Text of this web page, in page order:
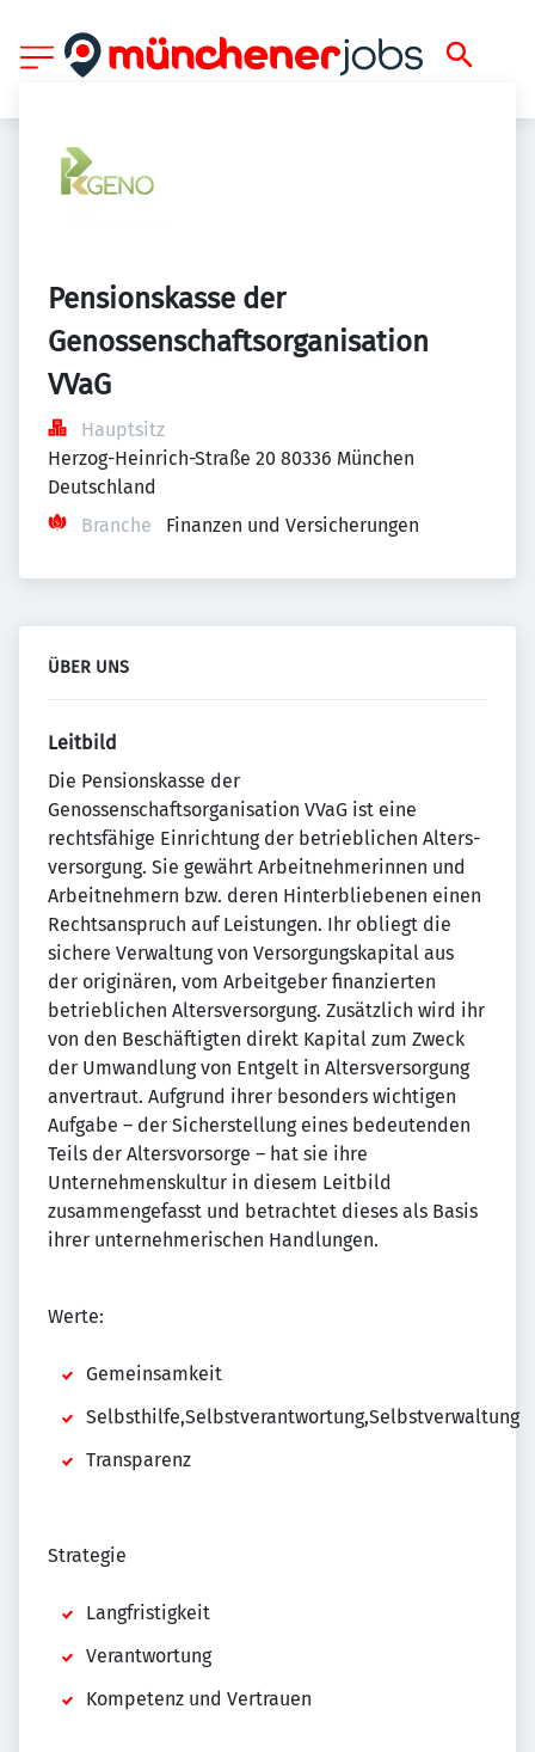
Pensionskasse der
Genossenschaftsorganisation
VVaG
Hauptsitz
Herzog-Heinrich-Straße 20 80336 München
Deutschland
Branche
Finanzen und Versicherungen
ÜBER UNS
Leitbild
Die Pensionskasse der
Genossenschaftsorganisation VVaG ist eine
rechtsfähige Einrichtung der betrieblichen Alters­
ver­sorgung. Sie gewährt Arbeitnehmerinnen und
Ar­beit­neh­mern bzw. deren Hinterbliebenen einen
Rechtsan­spruch auf Leistungen. Ihr obliegt die
sichere Verwaltung von Ver­sor­gungs­kapital aus
der originären, vom Arbeitge­ber fi­nan­zier­ten
betrieblichen Alters­versorgung. Zusätzlich wird ihr
von den Beschäftigten direkt Kapital zum Zweck
der Umwandlung von Entgelt in Alters­ver­sor­gung
anvertraut. Aufgrund ihrer besonders wichtigen
Aufga­be – der Sicherstellung eines bedeutenden
Teils der Al­ters­vor­sorge – hat sie ihre
Unternehmenskultur in diesem Leitbild
zusammengefasst und betrachtet dieses als Basis
ihrer unternehmerischen Handlungen.
Werte:
Gemeinsamkeit
Selbsthilfe,Selbstverantwortung,Selbstverwaltung
Transparenz
Strategie
Langfristigkeit
Verantwortung
Kompetenz und Vertrauen